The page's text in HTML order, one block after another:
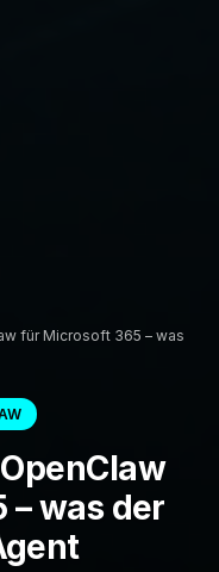
für Microsoft 365 – was
was der